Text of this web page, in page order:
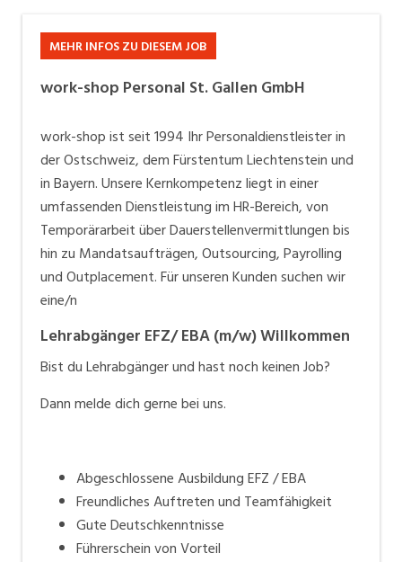
Mechanik, Elektronik, Optik, Textil (Fertigung)
Medizin, Gesundheitswesen, Pflege
Verkauf, Handel, Kundenberatung,
Aussendienst
Sicherheit, Rettung, Polizei, Zoll
Wir sind ein erfolgreicher Personaldienstleister mit
Niederlassungen in der ganzen Ostschweiz
(Rorschach, St. Gallen, Heerbrugg, Weinfelden,
von Personal aus Industrie, Technik, Bau und Büro
spezialisiert hat. Weitere Ostschweizer Stellen unter:
www.work-shop.ch
MEHR INFOS ZU DIESEM JOB
work-shop Personal St. Gallen GmbH
work-shop ist seit 1994 Ihr Personaldienstleister in
der Ostschweiz, dem Fürstentum Liechtenstein und
in Bayern. Unsere Kernkompetenz liegt in einer
umfassenden Dienstleistung im HR-Bereich, von
Temporärarbeit über Dauerstellenvermittlungen bis
hin zu Mandatsaufträgen, Outsourcing, Payrolling
und Outplacement. Für unseren Kunden suchen wir
eine/n
Lehrabgänger EFZ/ EBA (m/w) Willkommen
Bist du Lehrabgänger und hast noch keinen Job?
Dann melde dich gerne bei uns.
Abgeschlossene Ausbildung EFZ / EBA
Freundliches Auftreten und Teamfähigkeit
Gute Deutschkenntnisse
Führerschein von Vorteil